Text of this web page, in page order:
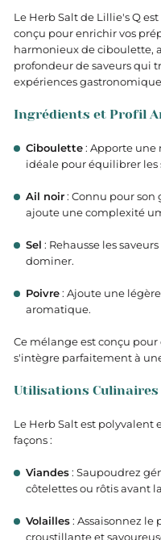
Le Herb Salt de Lillie's Q
conçu pour enrichir vos
harmonieux de ciboulette,
profondeur de saveurs qui
expériences
Ingrédients et Profil
Ciboulette: Apporte une
idéale pour équilibrer les
Ail noir: Connu pour
ajoute une complexité
Sel : Rehausse les
dominer.
Poivre: Ajoute une
aromatique.
Ce mélange est conçu
s'intègre parfaitement à
Utilisations Culinaires
Le Herb Salt est
façons :
Viandes: Saupoudrez
côtelettes ou rôtis avant
Volailles: Assaisonnez
croustillante et